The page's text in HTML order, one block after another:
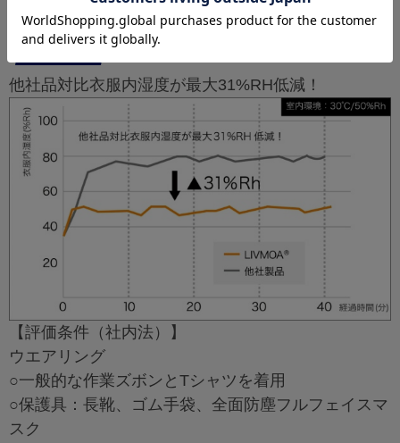
衣服内温湿度の上昇比較実験
他社品対比衣服内湿度が最大31%RH低減！
【評価条件（社内法）】
ウエアリング
○一般的な作業ズボンとTシャツを着用
○保護具：長靴、ゴム手袋、全面防塵フルフェイスマ
スク